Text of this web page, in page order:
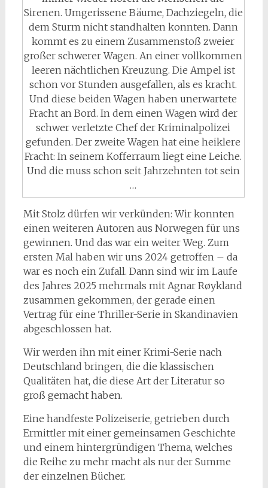
Sirenen. Umgerissene Bäume, Dachziegeln, die
dem Sturm nicht standhalten konnten. Dann
kommt es zu einem Zusammenstoß zweier
großer schwerer Wagen. An einer vollkommen
leeren nächtlichen Kreuzung. Die Ampel ist
schon vor Stunden ausgefallen, als es kracht.
Und diese beiden Wagen haben unerwartete
Fracht an Bord. In dem einen Wagen wird der
schwer verletzte Chef der Kriminalpolizei
gefunden. Der zweite Wagen hat eine heiklere
Fracht: In seinem Kofferraum liegt eine Leiche.
Und die muss schon seit Jahrzehnten tot sein
…
Mit Stolz dürfen wir verkünden: Wir konnten
einen weiteren Autoren aus Norwegen für uns
gewinnen. Und das war ein weiter Weg. Zum
ersten Mal haben wir uns 2024 getroffen – da
war es noch ein Zufall. Dann sind wir im Laufe
des Jahres 2025 mehrmals mit Agnar Røykland
zusammen gekommen, der gerade einen
Vertrag für eine Thriller-Serie in Skandinavien
abgeschlossen hat.
Wir werden ihn mit einer Krimi-Serie nach
Deutschland bringen, die die klassischen
Qualitäten hat, die diese Art der Literatur so
groß gemacht haben.
Eine handfeste Polizeiserie, getrieben durch
Ermittler mit einer gemeinsamen Geschichte
und einem hintergründigen Thema, welches
die Reihe zu mehr macht als nur der Summe
der einzelnen Bücher.